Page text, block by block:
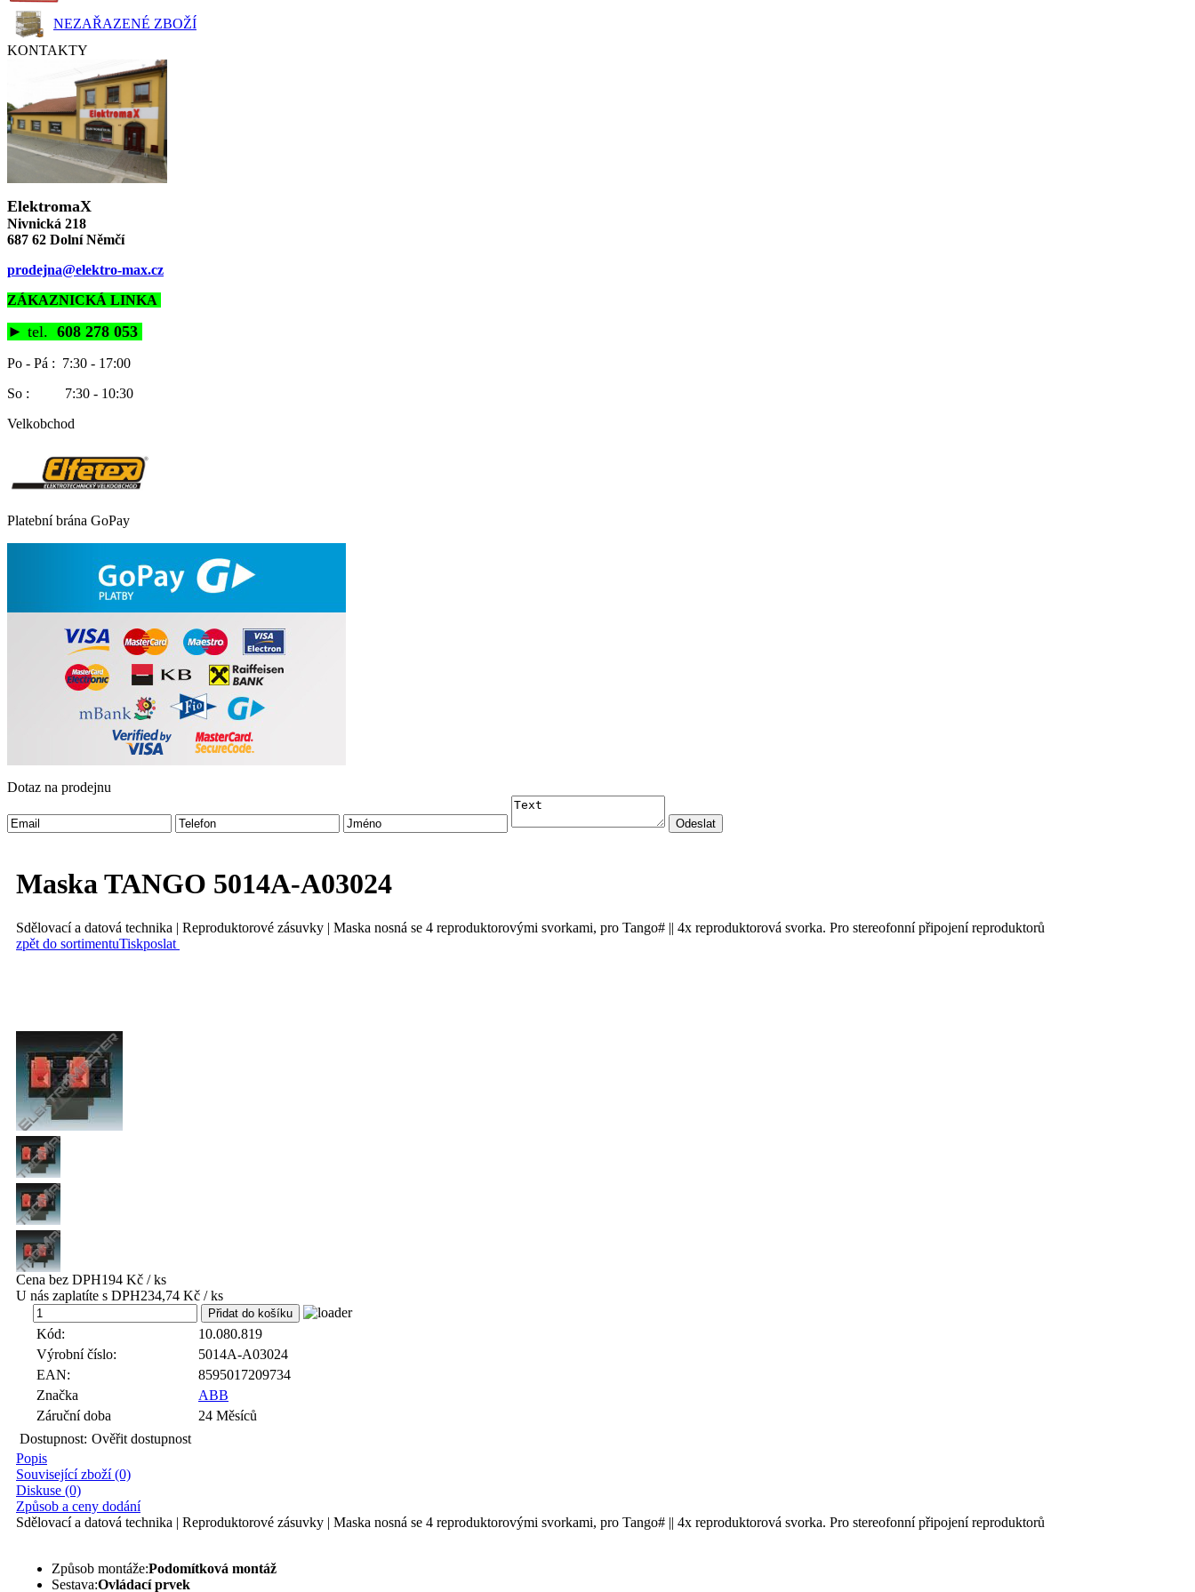
NEZAŘAZENÉ ZBOŽÍ
KONTAKTY
ElektromaX
Nivnická 218
687 62 Dolní Němčí
prodejna@elektro-max.cz
ZÁKAZNICKÁ LINKA
► tel. 608 278 053
Po - Pá : 7:30 - 17:00
So : 7:30 - 10:30
Velkobchod
Platební brána GoPay
Dotaz na prodejnu
Maska TANGO 5014A-A03024
Sdělovací a datová technika | Reproduktorové zásuvky | Maska nosná se 4 reproduktorovými svorkami, pro Tango# || 4x reproduktorová svorka. Pro stereofonní připojení reproduktorů
zpět do sortimentuTiskposlat
Cena bez DPH194 Kč / ks
U nás zaplatíte s DPH234,74 Kč / ks
Kód:
10.080.819
Výrobní číslo:
5014A-A03024
EAN:
8595017209734
Značka
ABB
Záruční doba
24 Měsíců
Dostupnost: Ověřit dostupnost
Popis
Související zboží (0)
Diskuse (0)
Způsob a ceny dodání
Sdělovací a datová technika | Reproduktorové zásuvky | Maska nosná se 4 reproduktorovými svorkami, pro Tango# || 4x reproduktorová svorka. Pro stereofonní připojení reproduktorů
Způsob montáže:Podomítková montáž
Sestava:Ovládací prvek